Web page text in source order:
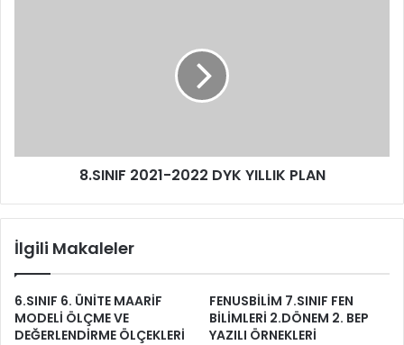
8.SINIF 2021-2022 DYK YILLIK PLAN
İlgili Makaleler
6.SINIF 6. ÜNİTE MAARİF
MODELİ ÖLÇME VE
DEĞERLENDİRME ÖLÇEKLERİ
FENUSBİLİM 7.SINIF FEN
BİLİMLERİ 2.DÖNEM 2. BEP
YAZILI ÖRNEKLERİ